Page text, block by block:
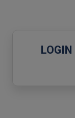
LOGIN